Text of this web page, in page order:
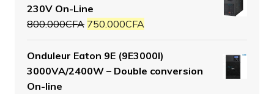
230V On-Line
800.000CFA 750.000CFA
Onduleur Eaton 9E (9E3000I)
3000VA/2400W – Double conversion
On-line